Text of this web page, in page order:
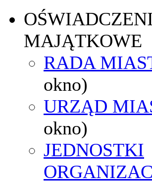
MAJĄTKOWE
RADA
okno)
URZĄD
okno)
JEDNOSTKI